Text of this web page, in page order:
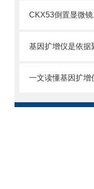
一文读懂基因扩增